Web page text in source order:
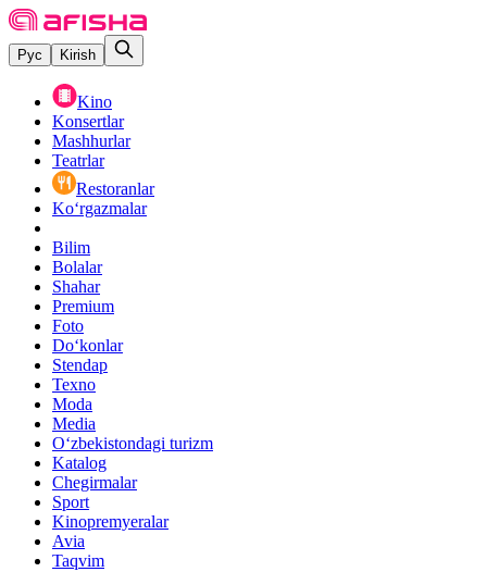
Рус Kirish
Kino
Konsertlar
Mashhurlar
Teatrlar
Restoranlar
Ko‘rgazmalar
Bilim
Bolalar
Shahar
Premium
Foto
Do‘konlar
Stendap
Texno
Moda
Media
O‘zbekistondagi turizm
Katalog
Chegirmalar
Sport
Kinopremyeralar
Avia
Taqvim